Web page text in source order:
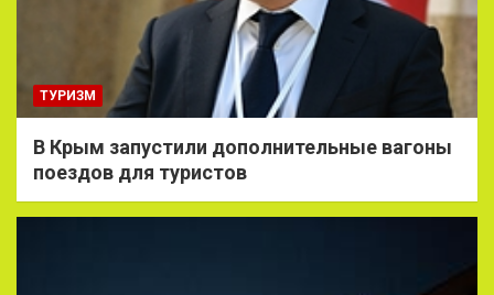
ТУРИЗМ
В Крым запустили дополнительные вагоны
поездов для туристов